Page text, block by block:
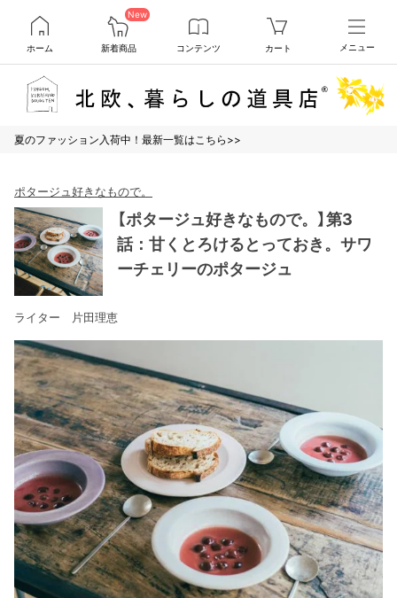
ホーム
New
新着商品 コンテンツ カート メニュー
夏のファッション入荷中！最新一覧はこちら>>
ポタージュ好きなもので。
【ポタージュ好きなもので。】第3
話：甘くとろけるとっておき。サワ
ーチェリーのポタージュ
ライター 片田理恵